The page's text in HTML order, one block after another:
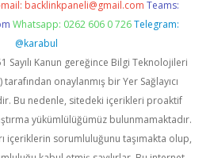
mail: backlinkpaneli@gmail.com Teams:
Whatsapp: 0262 606 0 726 Telegram:
@karabul
Sayılı Kanun gereğince Bilgi Teknolojileri
onaylanmış bir Yer Sağlayıcı
Bu nedenle, sitedeki içerikleri proaktif
yükümlülüğümüz bulunmamaktadır.
içeriklerin sorumluluğunu taşımakta olup,